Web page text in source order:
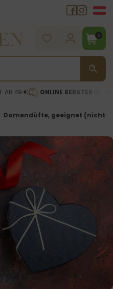
0
AB 49 € ONLINE BERATER
Damendüfte, geeignet (nicht